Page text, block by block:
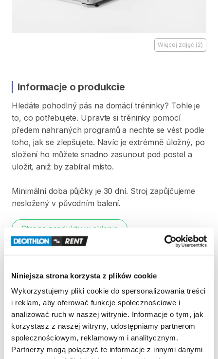
Niniejsza strona korzysta z plików cookie
Wykorzystujemy pliki cookie do spersonalizowania treści
i reklam, aby oferować funkcje społecznościowe i
analizować ruch w naszej witrynie. Informacje o tym, jak
korzystasz z naszej witryny, udostępniamy partnerom
społecznościowym, reklamowym i analitycznym.
Partnerzy mogą połączyć te informacje z innymi danymi
Więcej zdjęć (2)
Informacje o produkcie
Hledáte pohodlný pás na domácí tréninky? Tohle je
to​​​​​​,​ co potřebujete. Upravte si tréninky pomocí
předem nahraných programů a nechte se vést podle
toho​​​​​​,​ jak se zlepšujete. Navíc je extrémně úložný​​​​​​,​ po
složení ho můžete snadno zasunout pod postel a
uložit​​​​​​,​ aniž by zabíral místo.
Minimální doba půjčky je 30 dní. Stroj zapůjčujeme
nesložený v původním balení.
Strona produktu w sklepie
REGULAMIN
Regulamin wypożyczalni
KAUCJA